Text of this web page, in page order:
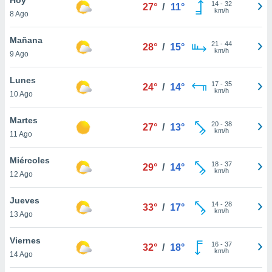
en
más
nuestra
de
cookies
aceptar
8 Ago
27° / 11° 14- 32
km/h
Mañana
9 Ago
28° / 15° 21 - 44
km/h
Lunes
10 Ago
24° / 14° 17- 35
km/h
Martes
11 Ago
27° / 13° 20- 38
km/h
Miércoles
12 Ago
29° / 14° 18- 37
km/h
Jueves
13 Ago
33° / 17° 14- 28
km/h
Viernes
14 Ago
32° / 18° 16- 37
km/h